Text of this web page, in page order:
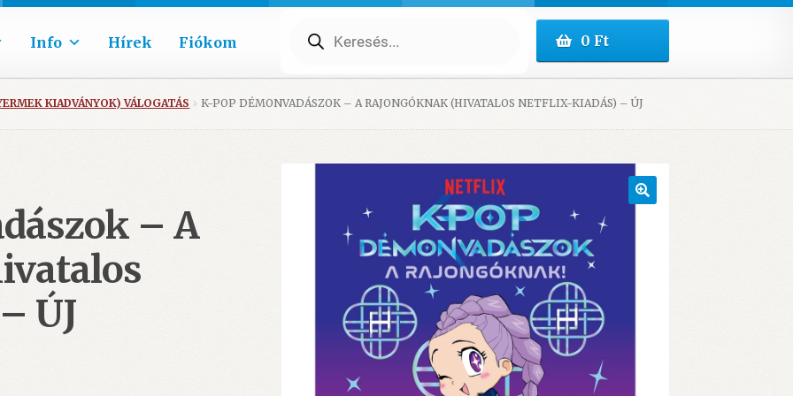
Info Hírek Fiókom search 0Ft
KIADVÁNYOK) VÁLOGATÁS K-POP DÉMONVADÁSZOK – A RAJONGÓKNAK (HIVATALOS NETFLIX-KIADÁS) – ÚJ
– A
ÚJ